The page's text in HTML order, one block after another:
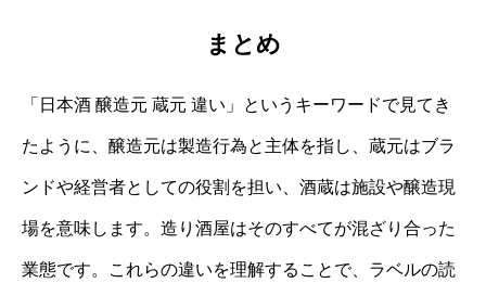
まとめ
「日本酒 醸造元 蔵元 違い」というキーワードで見てき
たように、醸造元は製造行為と主体を指し、蔵元はブラ
ンドや経営者としての役割を担い、酒蔵は施設や醸造現
場を意味します。造り酒屋はそのすべてが混ざり合った
業態です。これらの違いを理解することで、ラベルの読